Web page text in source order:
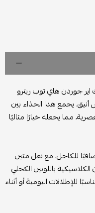
اير جوردن هاي توب ريترو
يجمع هذا الحذاء بين
مما يجعله خيارًا مثاليًا
للكاحل، مع نعل متين
الكلاسيكية باللونين الكحلي
للإطلالات اليومية أو أثناء